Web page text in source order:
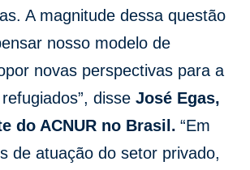
A magnitude dessa questão
nosso modelo de
novas perspectivas para a
disse José Egas,
do ACNUR no Brasil. “Em
de atuação do setor privado,